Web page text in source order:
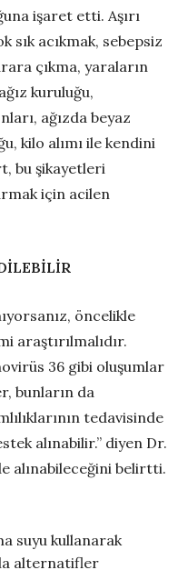
işaret etti. Aşırı
sık acıkmak, sebepsiz
çıkma, yaraların
kuruluğu,
ağızda beyaz
kilo alımı ile kendini
bu şikayetleri
için acilen
öncelikle
araştırılmalıdır.
36 gibi oluşumlar
bunların da
tedavisinde
alınabilir.” diyen Dr.
alınabileceğini belirtti.
suyu kullanarak
alternatifler